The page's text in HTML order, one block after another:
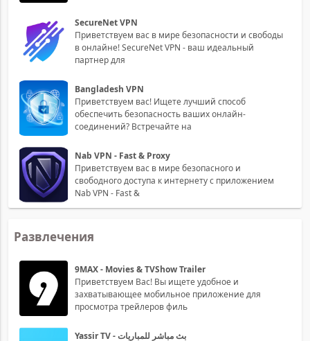
SecureNet VPN
Приветствуем вас в мире безопасности и свободы
в онлайне! SecureNet VPN - ваш идеальный
партнер для
Bangladesh VPN
Приветствуем вас! Ищете лучший способ
обеспечить безопасность ваших онлайн-
соединений? Встречайте на
Nab VPN - Fast & Proxy
Приветствуем вас в мире безопасного и
свободного доступа к интернету с приложением
Nab VPN - Fast &
Развлечения
9MAX - Movies & TVShow Trailer
Приветствуем Вас! Вы ищете удобное и
захватывающее мобильное приложение для
просмотра трейлеров филь
Yassir TV - بث مباشر للمباريات